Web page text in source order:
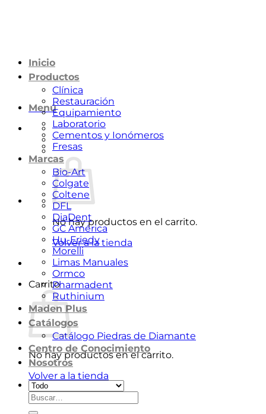
Menú
No hay productos en el carrito.
Volver a la tienda
Carrito
No hay productos en el carrito.
Volver a la tienda
Inicio
Productos
Clínica
Restauración
Equipamiento
Laboratorio
Cementos y Ionómeros
Fresas
Marcas
Bio-Art
Colgate
Coltene
DFL
DiaDent
GC América
Hu-Friedy
Morelli
Limas Manuales
Ormco
Pharmadent
Ruthinium
Maden Plus
Catálogos
Catálogo Piedras de Diamante
Centro de Conocimiento
Nosotros
Buscar
por: